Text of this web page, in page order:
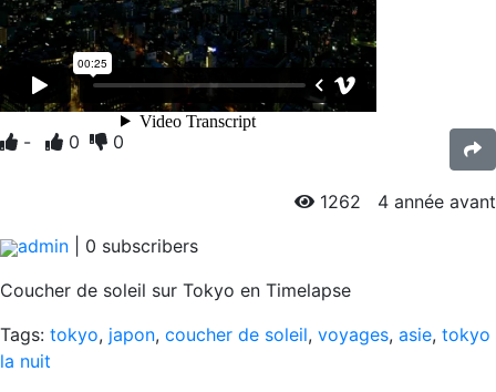
- 0 0
1262 4 année avant
admin
0 subscribers
Coucher de soleil sur Tokyo en Timelapse
Tags: tokyo, japon, coucher de soleil, voyages, asie, tokyo
la nuit